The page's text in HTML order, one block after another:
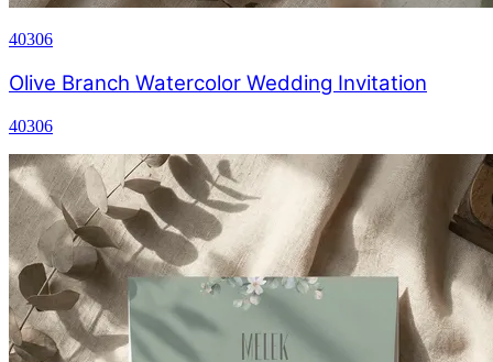
40306
Olive Branch Watercolor Wedding Invitation
40306